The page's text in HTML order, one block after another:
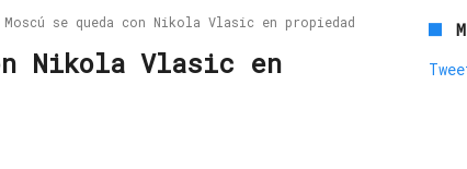
Moscú se queda con Nikola Vlasic en propiedad
Nikola Vlasic en